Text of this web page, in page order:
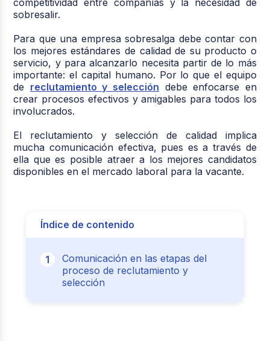
competitividad entre compañías y la necesidad de
sobresalir.
Para que una empresa sobresalga debe contar con
los mejores estándares de calidad de su producto o
servicio, y para alcanzarlo necesita partir de lo más
importante: el capital humano. Por lo que el equipo
de reclutamiento y selección debe enfocarse en
crear procesos efectivos y amigables para todos los
involucrados.
El reclutamiento y selección de calidad implica
mucha comunicación efectiva, pues es a través de
ella que es posible atraer a los mejores candidatos
disponibles en el mercado laboral para la vacante.
Índice de contenido
Comunicación en las etapas del
proceso de reclutamiento y
selección